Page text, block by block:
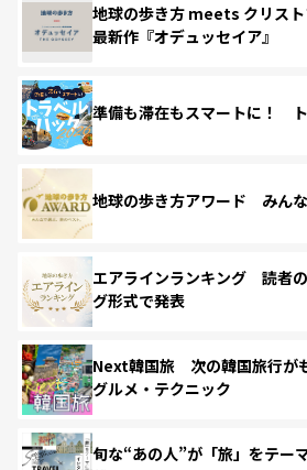
地球の歩き方 meets クリス
最新作『オデュッセイア』
準備も滞在もスマートに！
地球の歩き方アワード みんな
エアラインランキング 読者
グ形式で発表
Next韓国旅 次の韓国旅行が
グルメ・テクニック
旬な“あの人”が「旅」をテー